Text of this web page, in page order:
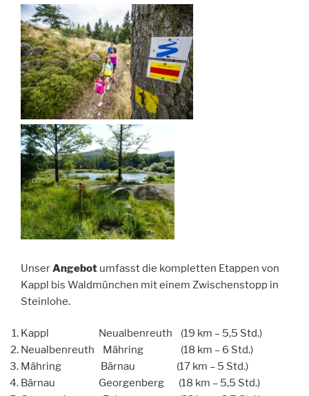
UnserAngebot umfasst die kompletten Etappen von
Kappl bis Waldmünchen mit einem Zwischenstopp in
Steinlohe.
Kappl Neualbenreuth (19 km – 5,5 Std.)
Neualbenreuth Mähring (18 km – 6 Std.)
Mähring Bärnau (17 km – 5 Std.)
Bärnau Georgenberg (18 km – 5,5 Std.)